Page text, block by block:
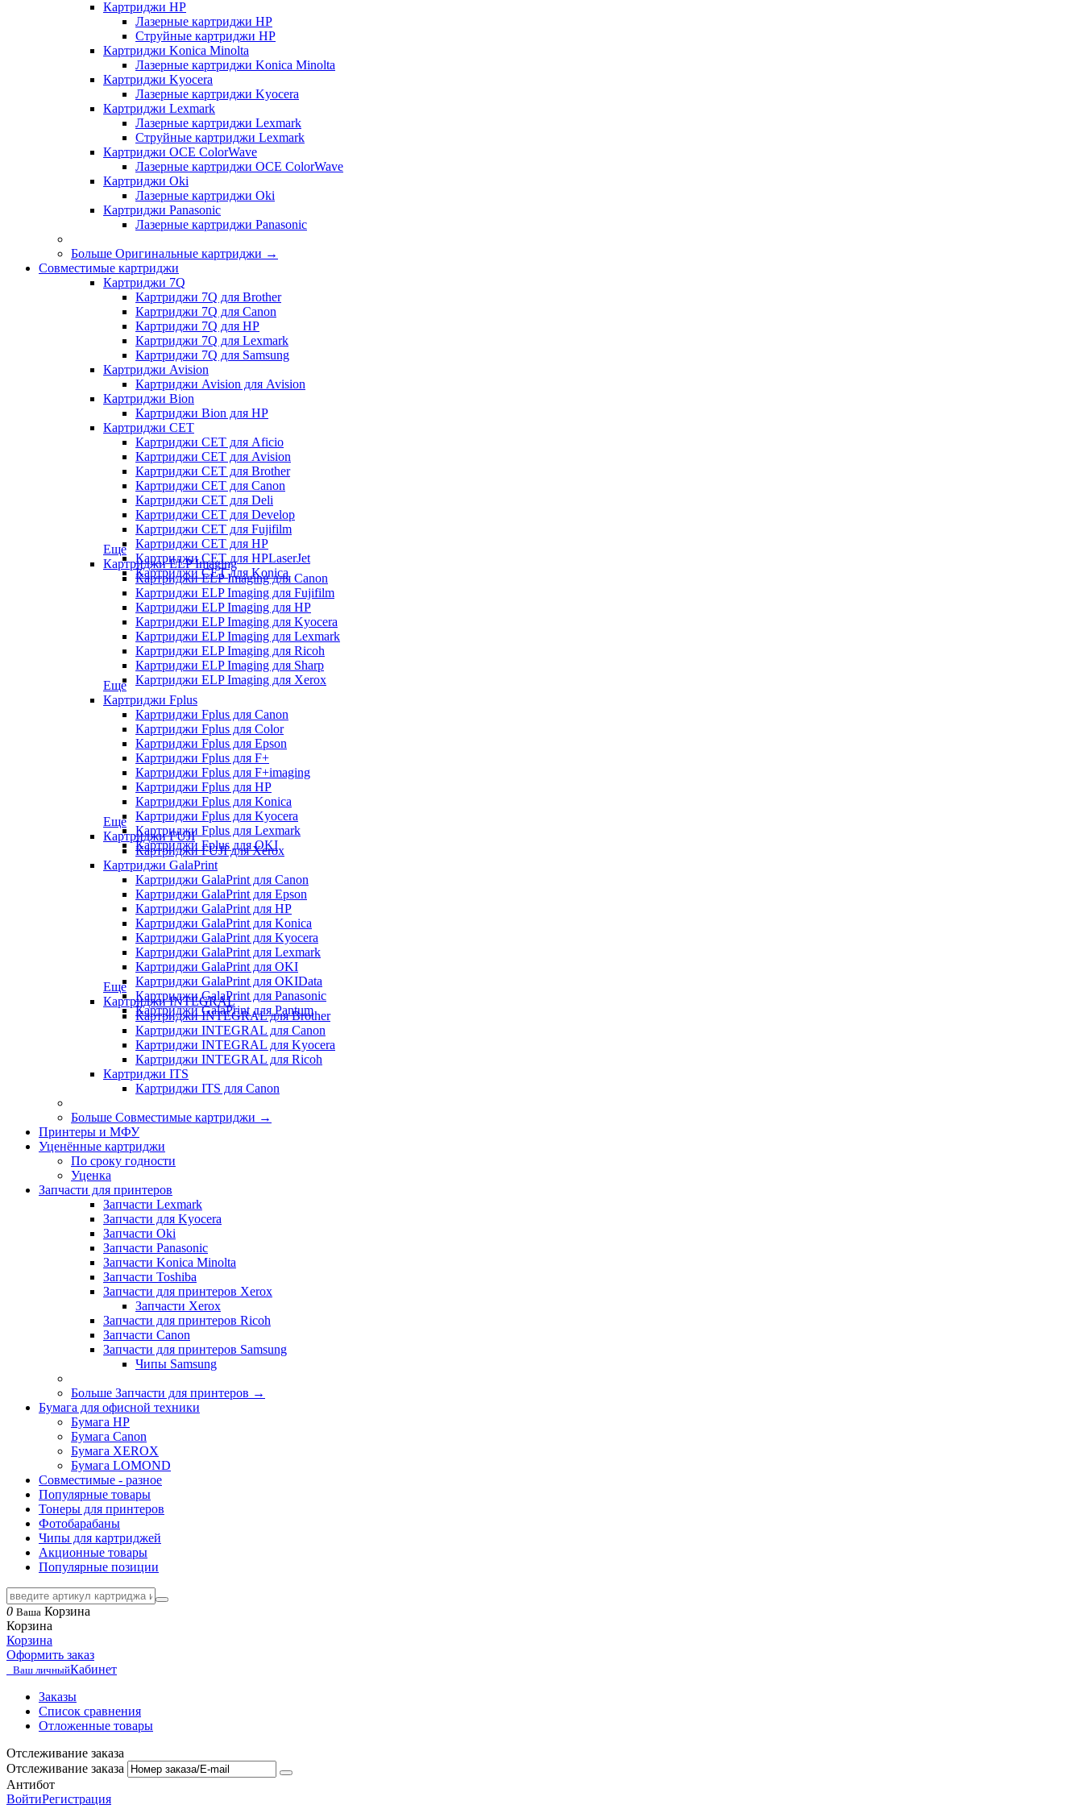
Картриджи HP
Лазерные картриджи HP
Струйные картриджи HP
Картриджи Konica Minolta
Лазерные картриджи Konica Minolta
Картриджи Kyocera
Лазерные картриджи Kyocera
Картриджи Lexmark
Лазерные картриджи Lexmark
Струйные картриджи Lexmark
Картриджи OCE ColorWave
Лазерные картриджи OCE ColorWave
Картриджи Oki
Лазерные картриджи Oki
Картриджи Panasonic
Лазерные картриджи Panasonic
Больше Оригинальные картриджи →
Совместимые картриджи
Картриджи 7Q
Картриджи 7Q для Brother
Картриджи 7Q для Canon
Картриджи 7Q для HP
Картриджи 7Q для Lexmark
Картриджи 7Q для Samsung
Картриджи Avision
Картриджи Avision для Avision
Картриджи Bion
Картриджи Bion для HP
Картриджи CET
Картриджи CET для Aficio
Картриджи CET для Avision
Картриджи CET для Brother
Картриджи CET для Canon
Картриджи CET для Deli
Картриджи CET для Develop
Картриджи CET для Fujifilm
Картриджи CET для HP
Картриджи CET для HPLaserJet
Картриджи CET для Konica
Еще
Картриджи ELP Imaging
Картриджи ELP Imaging для Canon
Картриджи ELP Imaging для Fujifilm
Картриджи ELP Imaging для HP
Картриджи ELP Imaging для Kyocera
Картриджи ELP Imaging для Lexmark
Картриджи ELP Imaging для Ricoh
Картриджи ELP Imaging для Sharp
Картриджи ELP Imaging для Xerox
Еще
Картриджи Fplus
Картриджи Fplus для Canon
Картриджи Fplus для Color
Картриджи Fplus для Epson
Картриджи Fplus для F+
Картриджи Fplus для F+imaging
Картриджи Fplus для HP
Картриджи Fplus для Konica
Картриджи Fplus для Kyocera
Картриджи Fplus для Lexmark
Картриджи Fplus для OKI
Еще
Картриджи FUJI
Картриджи FUJI для Xerox
Картриджи GalaPrint
Картриджи GalaPrint для Canon
Картриджи GalaPrint для Epson
Картриджи GalaPrint для HP
Картриджи GalaPrint для Konica
Картриджи GalaPrint для Kyocera
Картриджи GalaPrint для Lexmark
Картриджи GalaPrint для OKI
Картриджи GalaPrint для OKIData
Картриджи GalaPrint для Panasonic
Картриджи GalaPrint для Pantum
Еще
Картриджи INTEGRAL
Картриджи INTEGRAL для Brother
Картриджи INTEGRAL для Canon
Картриджи INTEGRAL для Kyocera
Картриджи INTEGRAL для Ricoh
Картриджи ITS
Картриджи ITS для Canon
Больше Совместимые картриджи →
Принтеры и МФУ
Уценённые картриджи
По сроку годности
Уценка
Запчасти для принтеров
Запчасти Lexmark
Запчасти для Kyocera
Запчасти Oki
Запчасти Panasonic
Запчасти Koniсa Minolta
Запчасти Toshiba
Запчасти для принтеров Xerox
Запчасти Xerox
Запчасти для принтеров Ricoh
Запчасти Canon
Запчасти для принтеров Samsung
Чипы Samsung
Больше Запчасти для принтеров →
Бумага для офисной техники
Бумага HP
Бумага Canon
Бумага XEROX
Бумага LOMOND
Совместимые - разное
Популярные товары
Тонеры для принтеров
Фотобарабаны
Чипы для картриджей
Акционные товары
Популярные позиции
0 Ваша Корзина
Корзина
Корзина
Оформить заказ
Ваш личныйКабинет
Заказы
Список сравнения
Отложенные товары
Отслеживание заказа
Отслеживание заказа
Антибот
ВойтиРегистрация